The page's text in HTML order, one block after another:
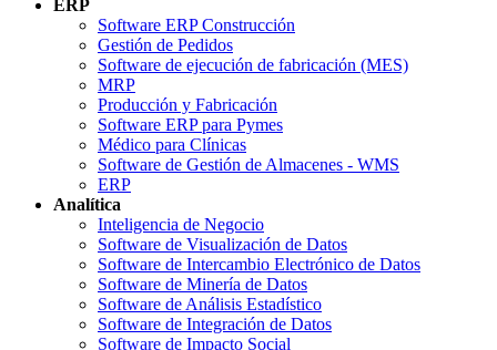
ERP
Software ERP Construcción
Gestión de Pedidos
Software de ejecución de fabricación (MES)
MRP
Producción y Fabricación
Software ERP para Pymes
Médico para Clínicas
Software de Gestión de Almacenes - WMS
ERP
Analítica
Inteligencia de Negocio
Software de Visualización de Datos
Software de Intercambio Electrónico de Datos
Software de Minería de Datos
Software de Análisis Estadístico
Software de Integración de Datos
Software de Impacto Social